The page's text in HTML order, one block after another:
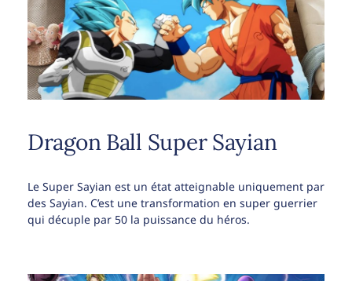
Dragon Ball Super Sayian
Le Super Sayian est un état atteignable uniquement par
des Sayian. C’est une transformation en super guerrier
qui décuple par 50 la puissance du héros.